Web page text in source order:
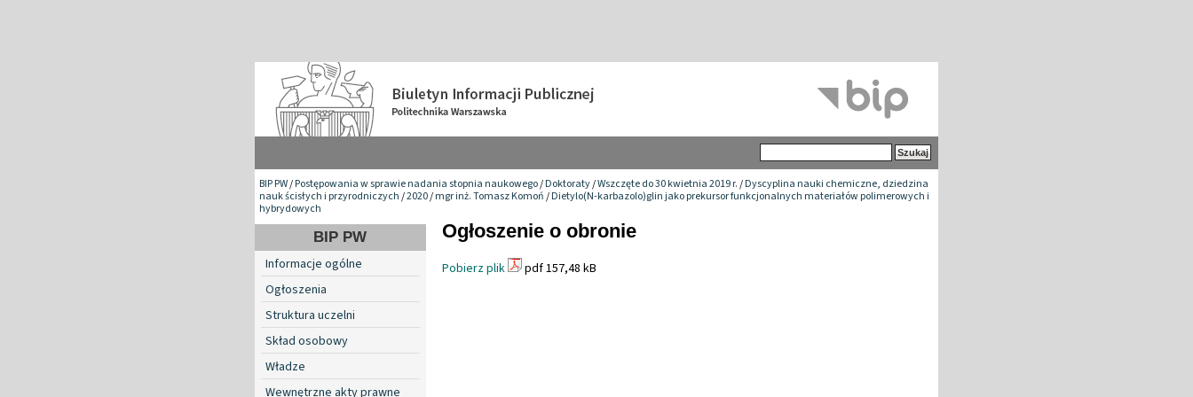
BIP PW/Postępowania w sprawie nadania stopnia naukowego/Doktoraty/Wszczęte do 30 kwietnia 2019 r./Dyscyplina nauki chemiczne, dziedzina
nauk ścisłych i przyrodniczych/2020/mgr inż. Tomasz Komoń/Dietylo(N-karbazolo)glin jako prekursor funkcjonalnych materiałów polimerowych i
hybrydowych
BIP PW
Informacje ogólne
Ogłoszenia
Struktura uczelni
Skład osobowy
Władze
Wewnętrzne akty prawne
Ogłoszenie o obronie
Pobierz plik pdf 157,48 kB